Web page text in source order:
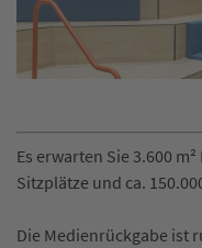
Es erwarten Sie 3.600
Sitzplätze und ca.
Die Medienrückgabe ist